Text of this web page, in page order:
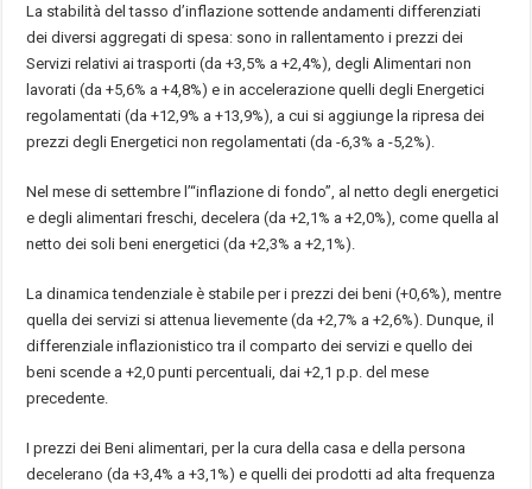
La stabilità del tasso d’inflazione sottende andamenti differenziati
dei diversi aggregati di spesa: sono in rallentamento i prezzi dei
Servizi relativi ai trasporti (da +3,5% a +2,4%), degli Alimentari non
lavorati (da +5,6% a +4,8%) e in accelerazione quelli degli Energetici
regolamentati (da +12,9% a +13,9%), a cui si aggiunge la ripresa dei
prezzi degli Energetici non regolamentati (da -6,3% a -5,2%).
Nel mese di settembre l’“inflazione di fondo”, al netto degli energetici
e degli alimentari freschi, decelera (da +2,1% a +2,0%), come quella al
netto dei soli beni energetici (da +2,3% a +2,1%).
La dinamica tendenziale è stabile per i prezzi dei beni (+0,6%), mentre
quella dei servizi si attenua lievemente (da +2,7% a +2,6%). Dunque, il
differenziale inflazionistico tra il comparto dei servizi e quello dei
beni scende a +2,0 punti percentuali, dai +2,1 p.p. del mese
precedente.
I prezzi dei Beni alimentari, per la cura della casa e della persona
decelerano (da +3,4% a +3,1%) e quelli dei prodotti ad alta frequenza